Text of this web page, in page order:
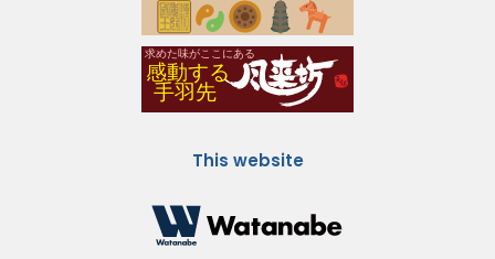
This website